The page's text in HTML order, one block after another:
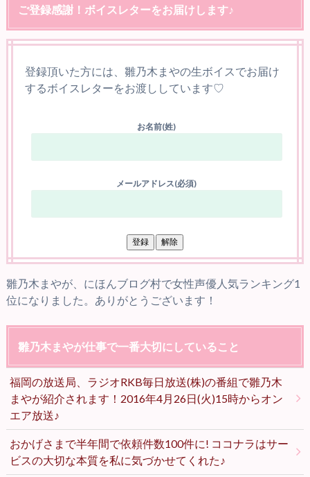
ご登録感謝！ボイスレターをお届けします♪
登録頂いた方には、雛乃木まやの生ボイスでお届け
するボイスレターをお渡ししています♡
お名前(姓)
メールアドレス(必須)
雛乃木まやが、にほんブログ村で女性声優人気ランキング1
位になりました。ありがとうございます！
雛乃木まやが仕事で一番大切にしていること
福岡の放送局、ラジオRKB毎日放送(株)の番組で雛乃木
まやが紹介されます！2016年4月26日(火)15時からオン
エア放送♪
おかげさまで半年間で依頼件数100件に! ココナラはサー
ビスの大切な本質を私に気づかせてくれた♪